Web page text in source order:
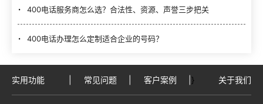
400电话服务商怎么选？合法性、资源、声誉三步把关
400电话办理怎么定制适合企业的号码？
实用功能 常见问题 客户案例 } 关于我们